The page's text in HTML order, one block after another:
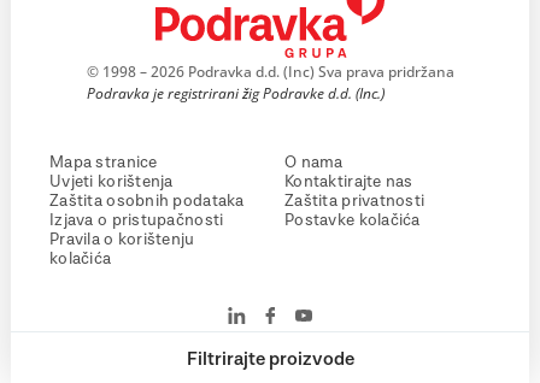
Filtrirajte proizvode
© 1998 – 2026 Podravka d.d. (Inc) Sva prava pridržana
Podravka je registrirani žig Podravke d.d. (Inc.)
Mapa stranice
Uvjeti korištenja
Zaštita osobnih podataka
Izjava o pristupačnosti
Pravila o korištenju
kolačića
O nama
Kontaktirajte nas
Zaštita privatnosti
Postavke kolačića